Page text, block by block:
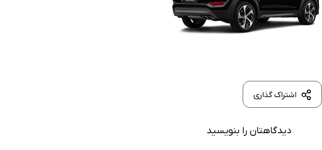
اشتراک گذاری
دیدگاهتان را بنویسید